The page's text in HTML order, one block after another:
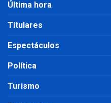
Última hora
Titulares
Espectáculos
Política
Turismo